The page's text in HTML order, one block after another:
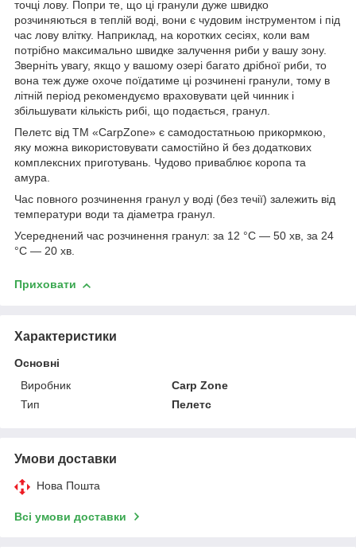
точці лову. Попри те, що ці гранули дуже швидко
розчиняються в теплій воді, вони є чудовим інструментом і під
час лову влітку. Наприклад, на коротких сесіях, коли вам
потрібно максимально швидке залучення риби у вашу зону.
Зверніть увагу, якщо у вашому озері багато дрібної риби, то
вона теж дуже охоче поїдатиме ці розчинені гранули, тому в
літній період рекомендуємо враховувати цей чинник і
збільшувати кількість рибі, що подається, гранул.
Пелетс від ТМ «CarpZone» є самодостатньою прикормкою,
яку можна використовувати самостійно й без додаткових
комплексних приготувань. Чудово приваблює коропа та
амура.
Час повного розчинення гранул у воді (без течії) залежить від
температури води та діаметра гранул.
Усереднений час розчинення гранул: за 12 °C — 50 хв, за 24
°C — 20 хв.
Приховати
Характеристики
Основні
Виробник
Carp Zone
Тип
Пелетс
Умови доставки
Нова Пошта
Всі умови доставки